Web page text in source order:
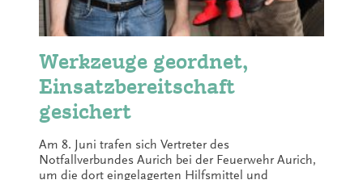
Werkzeuge geordnet,
Einsatzbereitschaft
gesichert
Am 8. Juni trafen sich Vertreter des
Notfallverbundes Aurich bei der Feuerwehr Aurich,
um die dort eingelagerten Hilfsmittel und